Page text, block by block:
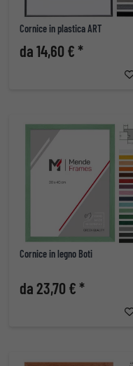
Cornice in plastica ART
da 14,60 € *
Cornice in legno Boti
da 23,70 € *